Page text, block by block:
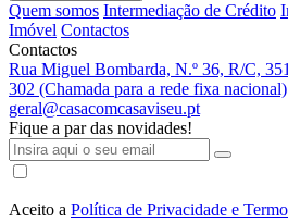
Quem somos Intermediação de Crédito
Imóvel Contactos
Contactos
Rua Miguel Bombarda, N.º 36, R/C,
302 (Chamada para a rede fixa nacional)
geral@casacomcasaviseu.pt
Fique a par das novidades!
Aceito a Política de Privacidade e